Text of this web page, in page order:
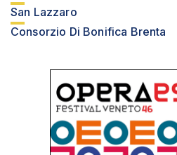
San Lazzaro
Consorzio Di Bonifica Brenta